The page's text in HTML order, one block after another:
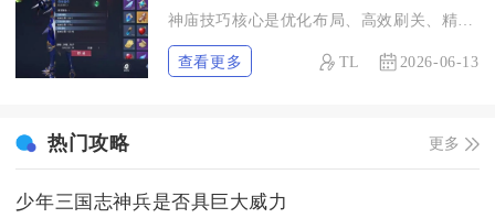
查看更多 TL 2026-06-13
热门攻略 更多
少年三国志神兵是否具巨大威力